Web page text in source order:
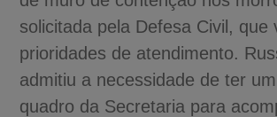
solicitada pela Defesa Civil, que
prioridades de atendimento.
admitiu a necessidade de ter
quadro da Secretaria para